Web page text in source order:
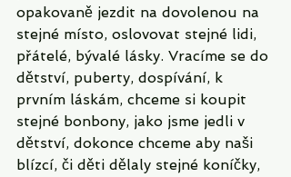
opakovaně jezdit na dovolenou na
stejné místo, oslovovat stejné lidi,
přátelé, bývalé lásky. Vracíme se do
dětství, puberty, dospívání, k
prvním láskám, chceme si koupit
stejné bonbony, jako jsme jedli v
dětství, dokonce chceme aby naši
blízcí, či děti dělaly stejné koníčky,